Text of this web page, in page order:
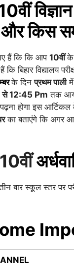
10वींविज्ञान
किस
हैं कि कि आप 10वींके
बिहार विद्यालय
के दिनप्रथम पालीमें
12:45 Pm तक
होगा इस आर्टिकल
का बताएंगे कि अगर
बार स्कूल स्तर पर